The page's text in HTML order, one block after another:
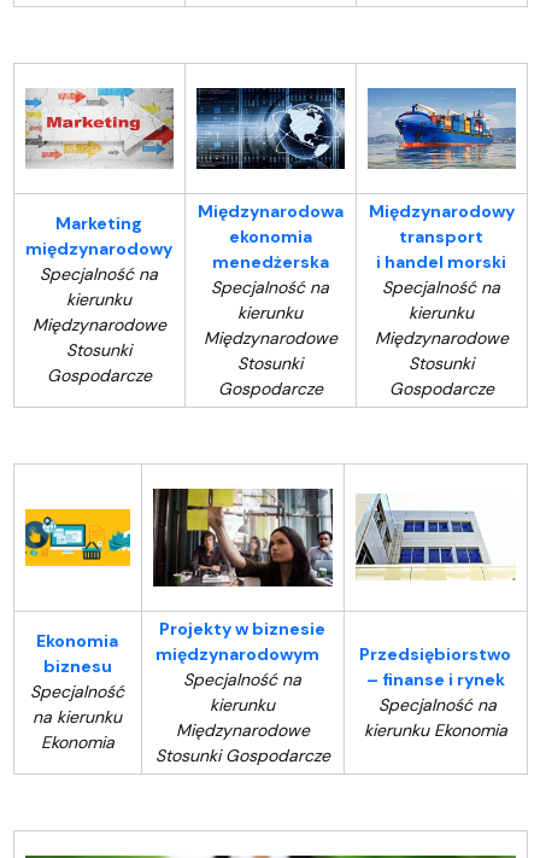
Marketing
międzynarodowy
Specjalność na
kierunku
Międzynarodowe
Stosunki
Gospodarcze
Międzynarodowa
ekonomia
menedżerska
Specjalność na
kierunku
Międzynarodowe
Stosunki
Gospodarcze
Międzynarodowy
transport
i handel morski
Specjalność na
kierunku
Międzynarodowe
Stosunki
Gospodarcze
Ekonomia
biznesu
Specjalność
na kierunku
Ekonomia
Projekty w biznesie
międzynarodowym
Specjalność na
kierunku
Międzynarodowe
Stosunki Gospodarcze
Przedsiębiorstwo
– finanse i rynek
Specjalność na
kierunku Ekonomia